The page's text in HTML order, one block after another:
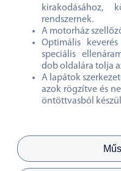
kirakodásához,
rendszernek.
A motorház
Optimális
speciális
dob oldalára tolja
A lapátok
azok rögzítve és
öntöttvasból